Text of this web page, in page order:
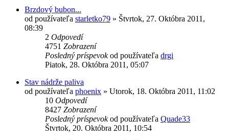
Brzdový bubon...
od používateľa starletko79 » Štvrtok, 27. Októbra 2011,
08:39
2 Odpovedí
4751 Zobrazení
Posledný príspevokod používateľa drgi
Piatok, 28. Októbra 2011, 05:07
Stav nádrže paliva
od používateľa phoenix » Utorok, 18. Októbra 2011, 11:02
10 Odpovedí
8427 Zobrazení
Posledný príspevokod používateľa Quade33
Štvrtok, 20. Októbra 2011, 10:54